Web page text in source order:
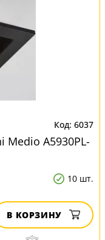
6037
Medio A5930PL-
10 шт.
В КОРЗИНУ